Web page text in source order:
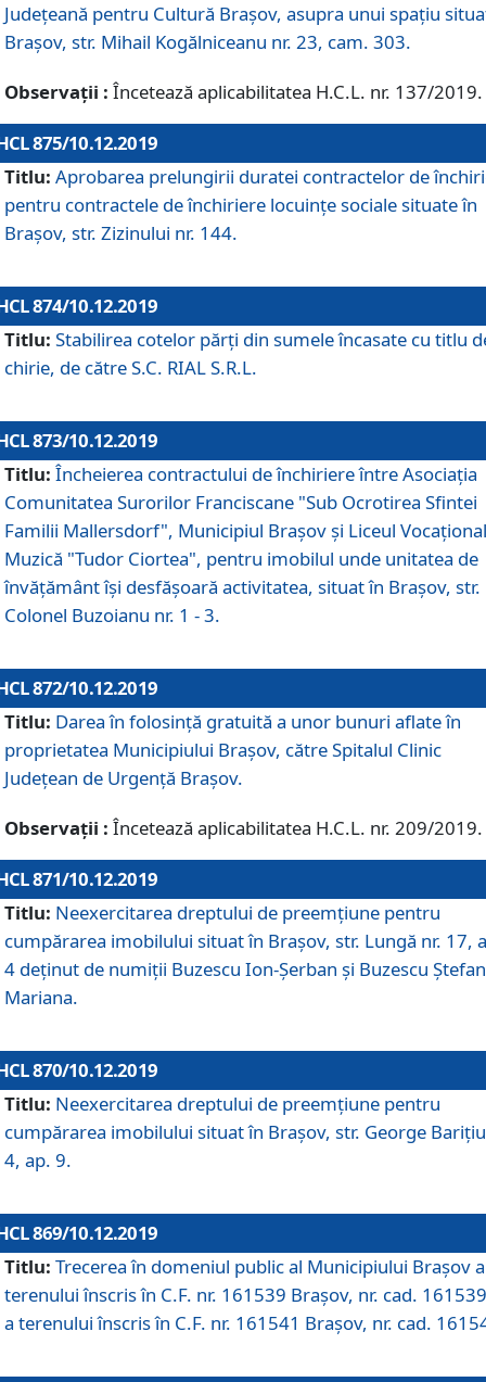
Judeţeană pentru Cultură Braşov, asupra unui spaţiu
Braşov, str. Mihail Kogălniceanu nr. 23, cam. 303.
Observații : Încetează aplicabilitatea H.C.L. nr. 137/2019.
875/10.12.2019
Titlu: Aprobarea prelungirii duratei contractelor de
pentru contractele de închiriere locuinţe sociale situate în
Braşov, str. Zizinului nr. 144.
874/10.12.2019
Titlu: Stabilirea cotelor părți din sumele încasate cu titlu
chirie, de către S.C. RIAL S.R.L.
873/10.12.2019
Titlu: Încheierea contractului de închiriere între Asociația
Comunitatea Surorilor Franciscane "Sub Ocrotirea Sfintei
Familii Mallersdorf", Municipiul Braşov şi Liceul
Muzică "Tudor Ciortea", pentru imobilul unde unitatea de
învățământ îşi desfăşoară activitatea, situat în Braşov, str.
Colonel Buzoianu nr. 1 - 3.
872/10.12.2019
Titlu: Darea în folosinţă gratuită a unor bunuri aflate în
proprietatea Municipiului Braşov, către Spitalul Clinic
Judeţean de Urgenţă Braşov.
Observații : Încetează aplicabilitatea H.C.L. nr. 209/2019.
871/10.12.2019
Titlu: Neexercitarea dreptului de preemţiune pentru
cumpărarea imobilului situat în Braşov, str. Lungă nr. 17,
4 deţinut de numiţii Buzescu Ion-Şerban și Buzescu
Mariana.
870/10.12.2019
Titlu: Neexercitarea dreptului de preemţiune pentru
cumpărarea imobilului situat în Braşov, str. George
4, ap. 9.
869/10.12.2019
Titlu: Trecerea în domeniul public al Municipiului Braşov a
terenului înscris în C.F. nr. 161539 Brașov, nr. cad.
a terenului înscris în C.F. nr. 161541 Brașov, nr. cad.